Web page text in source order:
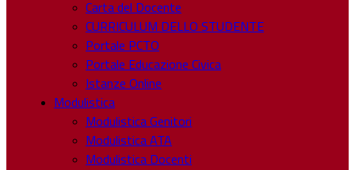
Carta del Docente
CURRICULUM DELLO STUDENTE
Portale PCTO
Portale Educazione Civica
Istanze Online
Modulistica
Modulistica Genitori
Modulistica ATA
Modulistica Docenti